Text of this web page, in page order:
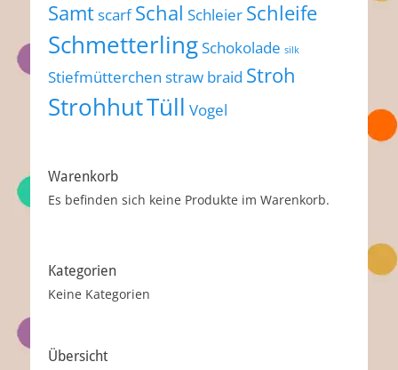
Samtscarf Schal Schleier Schleife
SchmetterlingSchokolade silk
Stiefmütterchen straw braid Stroh
StrohhutTüll Vogel
Warenkorb
Es befinden sich keine Produkte im Warenkorb.
Kategorien
Keine Kategorien
Übersicht